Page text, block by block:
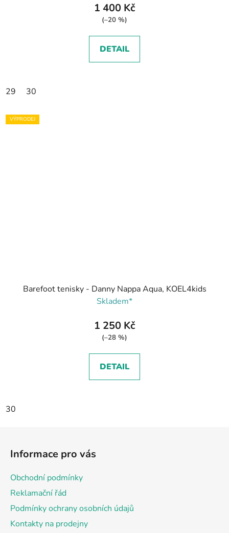
1 400 Kč
(–20 %)
DETAIL
29 30
VÝPRODEJ
Barefoot tenisky - Danny Nappa Aqua, KOEL4kids
Skladem*
1 250 Kč
(–28 %)
DETAIL
30
Informace pro vás
Obchodní podmínky
Reklamační řád
Podmínky ochrany osobních údajů
Kontakty na prodejny